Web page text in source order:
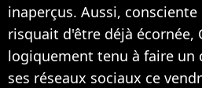
inaperçus. Aussi,
risquait d'être déjà écornée,
logiquement tenu à faire un
ses réseaux sociaux ce